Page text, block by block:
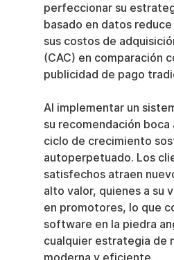
perfeccionar su
basado en datos
sus costos de
(CAC) en comparación
publicidad de pago
Al implementar un
su recomendación boca
ciclo de crecimiento
autoperpetuado. Los
satisfechos atraen
alto valor, quienes a su
en promotores, lo que
software en la piedra
cualquier estrategia de